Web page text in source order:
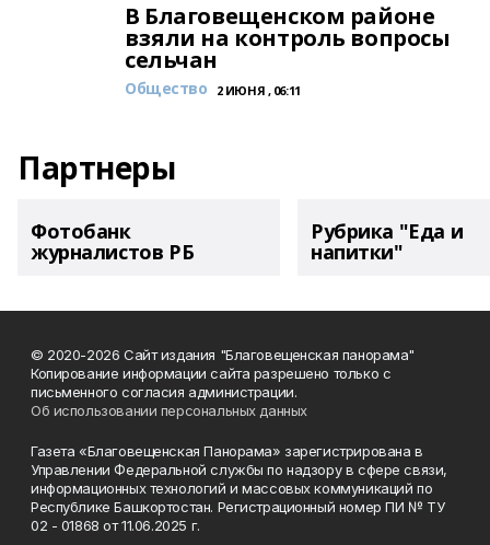
В Благовещенском районе
взяли на контроль вопросы
сельчан
Общество 2 ИЮНЯ , 06:11
Партнеры
Фотобанк
журналистов РБ
Рубрика "Еда и
напитки"
© 2020-2026 Сайт издания "Благовещенская панорама"
Копирование информации сайта разрешено только с
письменного согласия администрации.
Об использовании персональных данных
Газета «Благовещенская Панорама» зарегистрирована в
Управлении Федеральной службы по надзору в сфере связи,
информационных технологий и массовых коммуникаций по
Республике Башкортостан. Регистрационный номер ПИ № ТУ
02 - 01868 от 11.06.2025 г.